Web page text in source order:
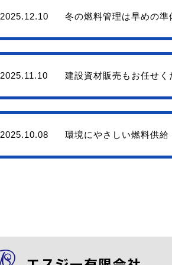
2025.12.10 冬の燃料管理は早めの準
2025.11.10 建設資材販売もお任せく
2025.10.08 環境にやさしい燃料供給